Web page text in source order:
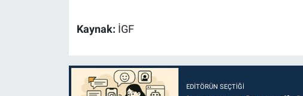
Kaynak: İGF
EDITÖRÜN SEÇTIĞI